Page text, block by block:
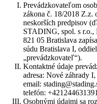
Prevádzkovateľom
zákona č. 18/2018 Z.z.
neskorších predpisov
STADING, spol. s r.o.,
821 05 Bratislava
súdu Bratislava I,
„prevádzkovateľ“).
Kontaktné údaje
adresa: Nové záhrady
email:
telefón: +421244631391
Osobnými údajmi sa